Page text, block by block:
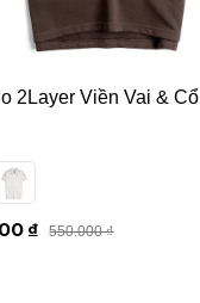
2Layer Viền Vai & Cổ
₫ 550.000 ₫